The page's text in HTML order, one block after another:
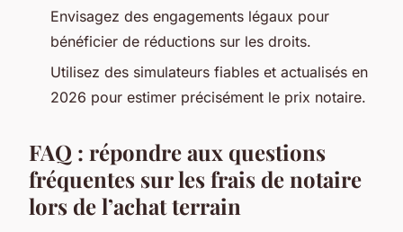
Envisagez des engagements légaux pour
bénéficier de réductions sur les droits.
Utilisez des simulateurs fiables et actualisés en
2026 pour estimer précisément le prix notaire.
FAQ : répondre aux questions
fréquentes sur les frais de notaire
lors de l’achat terrain